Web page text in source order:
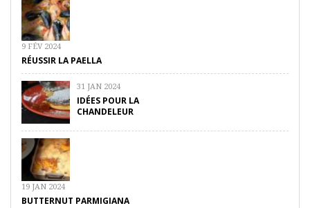
9 FÉV 2024
RÉUSSIR LA PAELLA
31 JAN 2024
IDÉES POUR LA
CHANDELEUR
19 JAN 2024
BUTTERNUT PARMIGIANA